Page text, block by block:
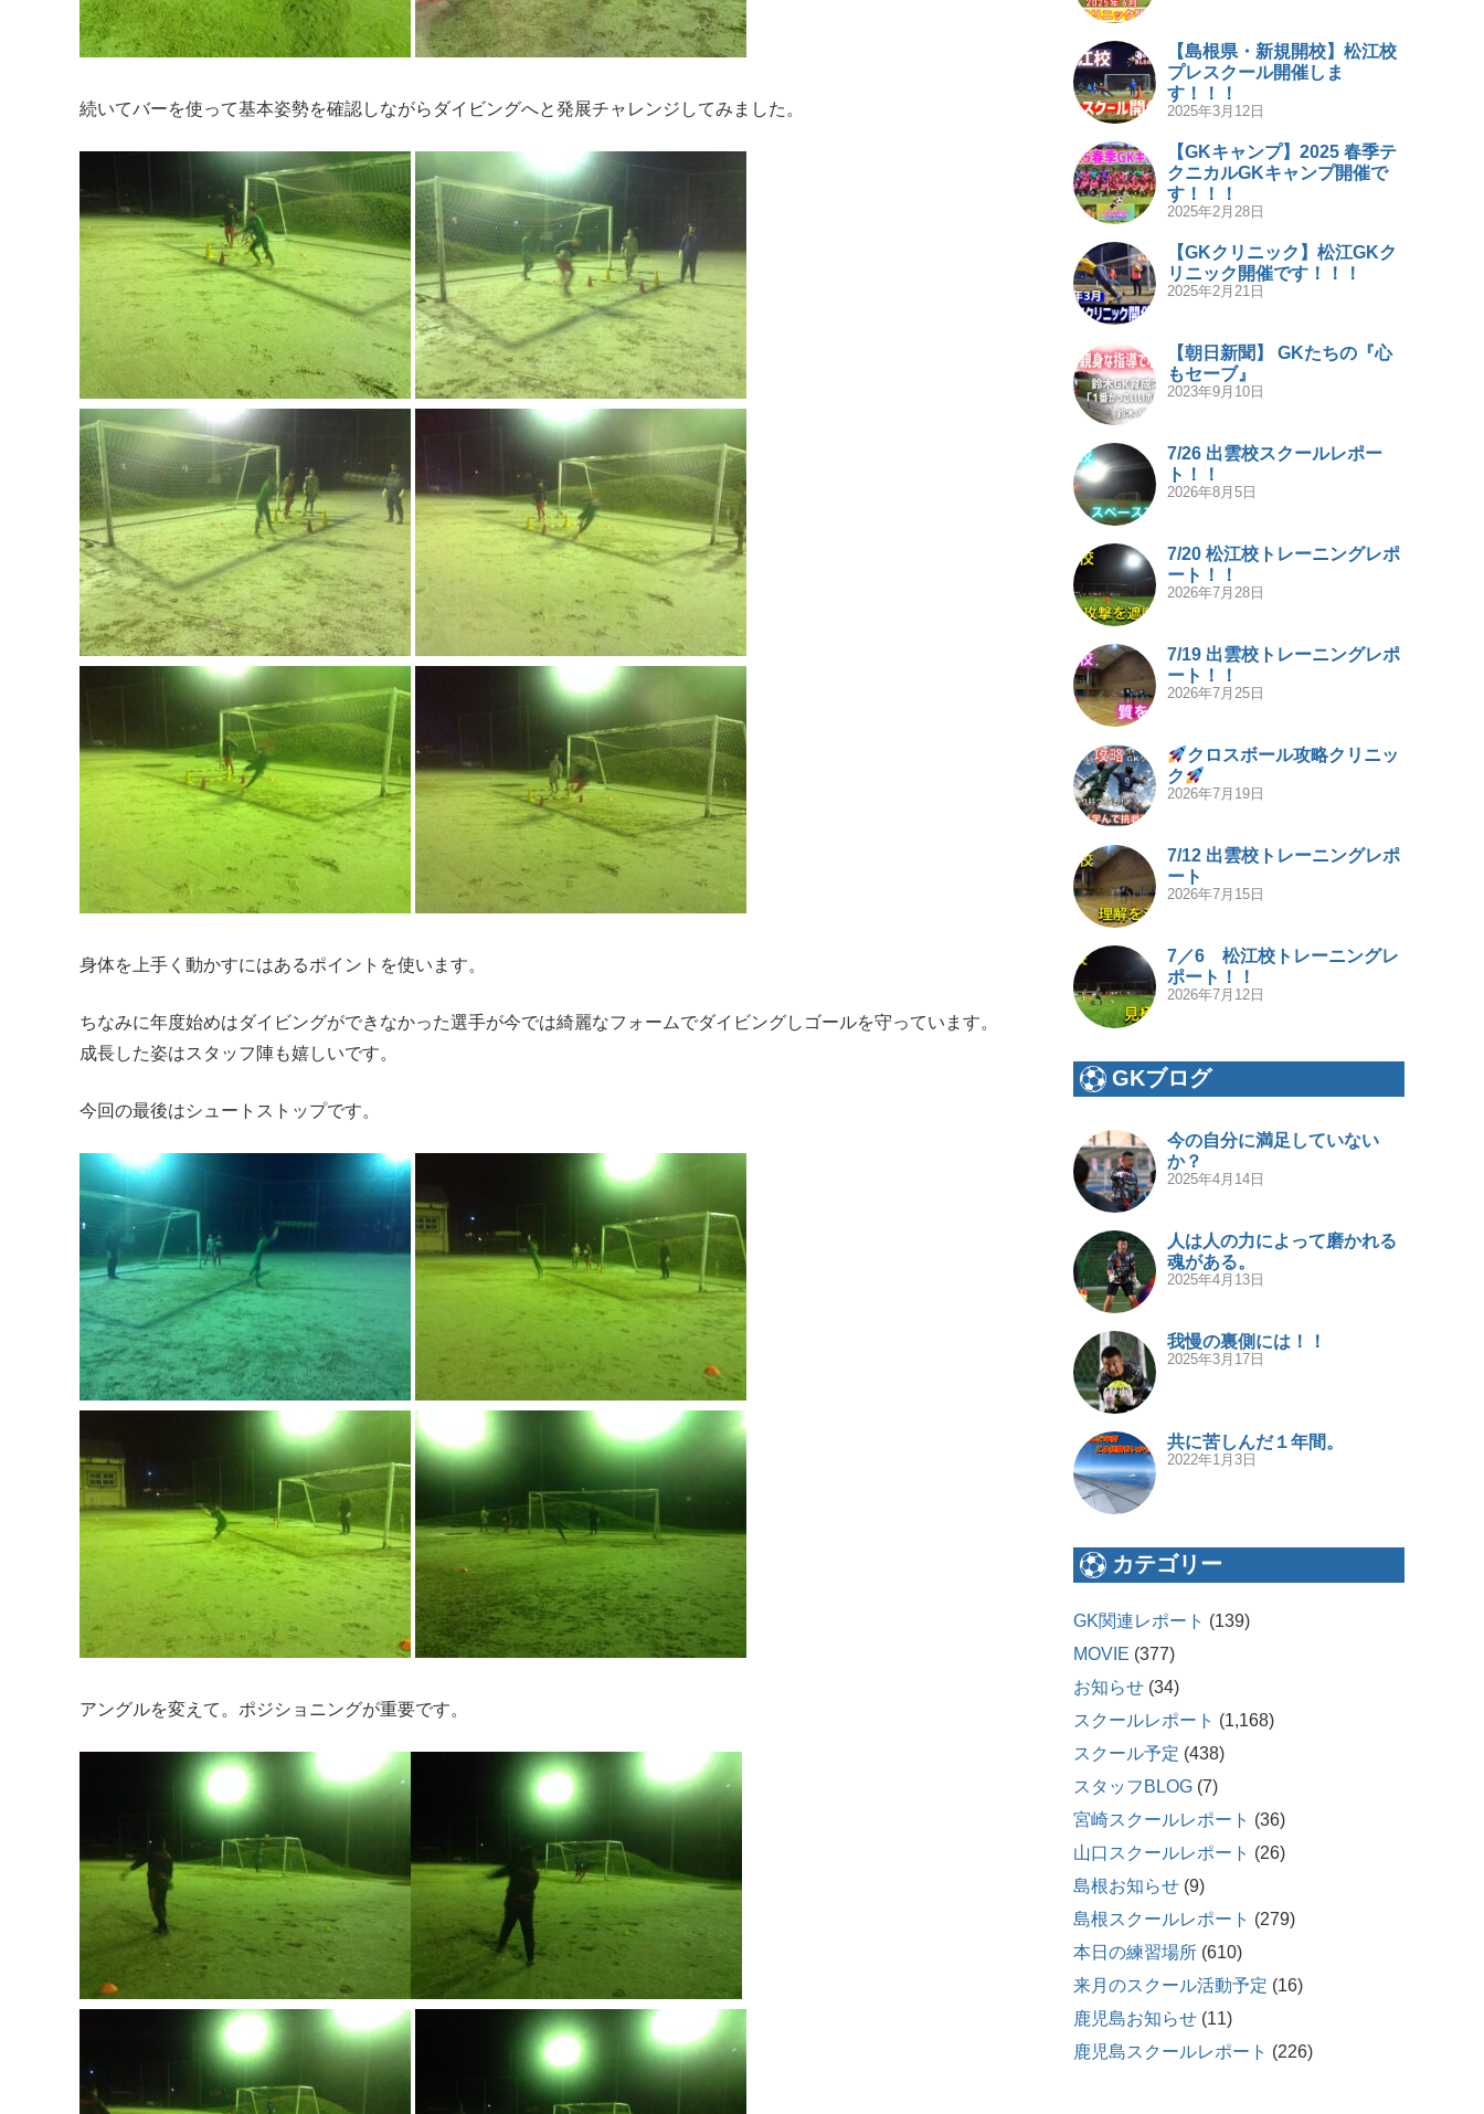
続いてバーを使って基本姿勢を確認しながらダイビングへと発展チャレンジしてみました。
身体を上手く動かすにはあるポイントを使います。
ちなみに年度始めはダイビングができなかった選手が今では綺麗なフォームでダイビングしゴールを守っています。
成長した姿はスタッフ陣も嬉しいです。
今回の最後はシュートストップです。
アングルを変えて。ポジショニングが重要です。
【島根県・新規開校】松江校
プレスクール開催しま
す！！！
2025年3月12日
【GKキャンプ】2025 春季テ
クニカルGKキャンプ開催で
す！！！
2025年2月28日
【GKクリニック】松江GKク
リニック開催です！！！
2025年2月21日
【朝日新聞】 GKたちの『心
もセーブ』
2023年9月10日
7/26 出雲校スクールレポー
ト！！
2026年8月5日
7/20 松江校トレーニングレポ
ート！！
2026年7月28日
7/19 出雲校トレーニングレポ
ート！！
2026年7月25日
クロスボール攻略クリニッ
ク
2026年7月19日
7/12 出雲校トレーニングレポ
ート
2026年7月15日
7／6 松江校トレーニングレ
ポート！！
2026年7月12日
GKブログ
今の自分に満足していない
か？
2025年4月14日
人は人の力によって磨かれる
魂がある。
2025年4月13日
我慢の裏側には！！
2025年3月17日
共に苦しんだ１年間。
2022年1月3日
カテゴリー
GK関連レポート (139)
MOVIE (377)
お知らせ (34)
スクールレポート (1,168)
スクール予定 (438)
スタッフBLOG (7)
宮崎スクールレポート (36)
山口スクールレポート (26)
島根お知らせ (9)
島根スクールレポート (279)
本日の練習場所 (610)
来月のスクール活動予定 (16)
鹿児島お知らせ (11)
鹿児島スクールレポート (226)